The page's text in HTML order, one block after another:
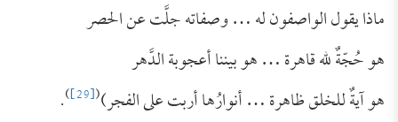
ماذا يقول الواصفون له … وصفاته جلَّت عن الحصر
هو حُجّةٌ لله قاهرة … هو بيننا أعجوبة الدَّهر
هو آيةٌ للخلق ظاهرة … أنوارُها أربت على الفجر)(
[29]
)
.